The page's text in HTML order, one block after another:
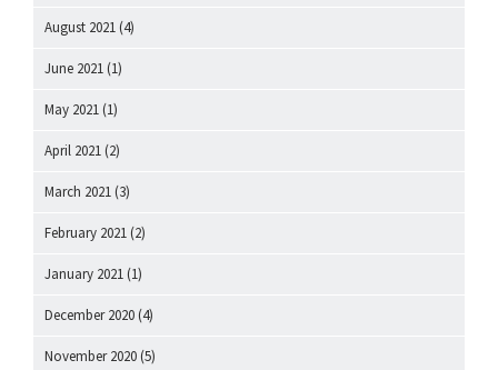
August 2021 (4)
June 2021 (1)
May 2021 (1)
April 2021 (2)
March 2021 (3)
February 2021 (2)
January 2021 (1)
December 2020 (4)
November 2020 (5)